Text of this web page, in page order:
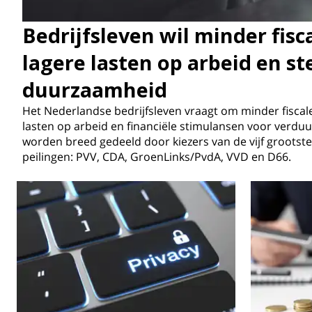
Bedrijfsleven wil minder
lagere lasten op arbeid en
duurzaamheid
Het Nederlandse bedrijfsleven vraagt om minder
lasten op arbeid en financiële stimulansen voor
worden breed gedeeld door kiezers van de vijf
peilingen: PVV, CDA, GroenLinks/PvdA, VVD en D66.